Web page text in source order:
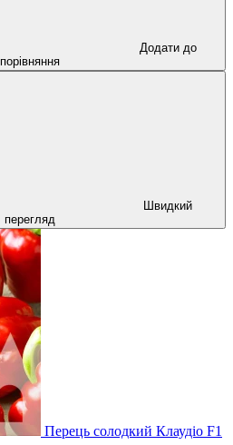
Додати до
порівняння
Швидкий
перегляд
Перець солодкий Клаудіо F1